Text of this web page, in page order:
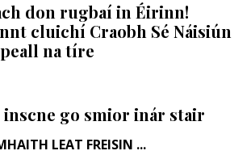
don rugbaí in Éirinn!
cluichí Craobh Sé Náisiún
na tíre
inscne go smior inár stair
LEAT FREISIN ...